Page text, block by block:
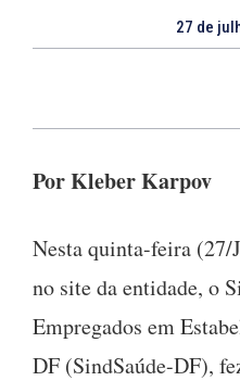
27 de
Por Kleber Karpov
Nesta quinta-feira
no site da entidade, o
Empregados em
DF (SindSaúde-DF),